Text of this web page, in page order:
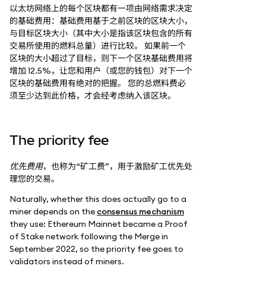
以太坊网络上的每个区块都有一项由网络需求决定
的基础费用：基础费用基于之前区块的区块大小，
与目标区块大小（其中大小是指该区块包含的所有
交易所使用的燃料总量）进行比较。 如果前一个
区块的大小超过了目标，则下一个区块基础费用将
增加 12.5%，让您和用户（或您的钱包）对下一个
区块的基础费用有绝对的把握。 您的总燃料费必
须至少达到此价格，才会经考虑纳入该区块。
The priority fee
优先费用，也称为“矿工费”，用于激励矿工优先处
理您的交易。
Naturally, whether this does actually go to a
miner depends on the consensus mechanism
they use: Ethereum Mainnet became a Proof
of Stake network following the Merge in
September 2022, so the priority fee goes to
validators instead of miners.